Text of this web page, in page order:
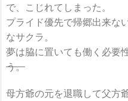
で、こじれてしまった。
プライド優先で帰郷出来な
なサクラ。
夢は脇に置いても働く必要
う。
母方爺の元を退職して父方